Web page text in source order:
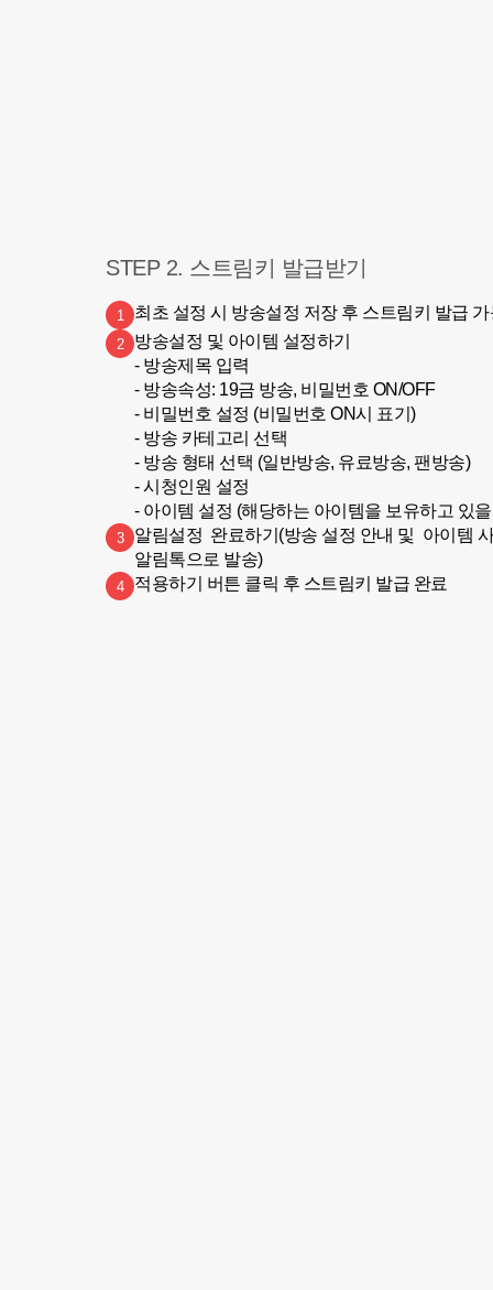
STEP 2. 스트림키 발급받기
1 최초 설정 시 방송설정 저장 후 스트림키 발급 가
2
방송설정 및 아이템 설정하기
- 방송제목 입력
- 방송속성: 19금 방송, 비밀번호 ON/OFF
- 비밀번호 설정 (비밀번호 ON시 표기)
- 방송 카테고리 선택
- 방송 형태 선택 (일반방송, 유료방송, 팬방송)
- 시청인원 설정
- 아이템 설정 (해당하는 아이템을 보유하고 있
3
알림설정  완료하기(방송 설정 안내 및  아이템
알림톡으로 발송)
4 적용하기 버튼 클릭 후 스트림키 발급 완료